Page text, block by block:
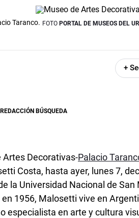
Taranco. FOTO PORTAL DE MUSEOS DEL
+
REDACCIÓN BÚSQUEDA
Artes Decorativas-Palacio
Costa, hasta ayer, lunes 7,
la Universidad Nacional de
1956, Malosetti vive en
especialista en arte y cultura